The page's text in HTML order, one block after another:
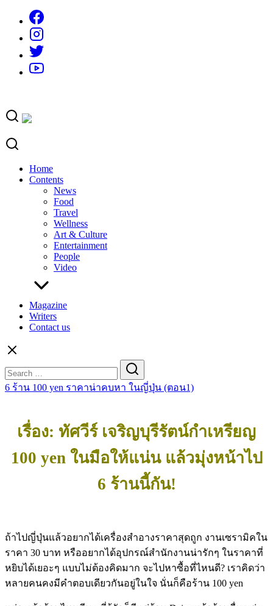
content
Home
Contents
News
Food
Travel
Wellness
Art & Culture
Entertainment
People
Video
Magazine
Writers
Contact us
for:
6 ร้าน 100 yen ราคาน่าคบหา ในญี่ปุ่น (ตอน1)
เรื่อง: ทัศวีร์ เจริญบุรีรัตน์กำเหรียญ
100 yen ในมือให้แน่น แล้วมุ่งหน้าไป
6 ร้านนี้กัน!
ถ้าไปญี่ปุ่นแล้วอยากได้เครื่องสำอางราคาสุดถูก งานเซรามิคใน
ราคา 30 บาท หรืออยากได้อุปกรณ์สำนักงานน่ารักๆ ในราคาที่
หยิบได้เยอะๆ แบบไม่ต้องคิดมาก จะไปหาซื้อที่ไหนดี? เราคิดว่า
หลายคนคงมีคำตอบเดียวกันอยู่ในใจ นั่นก็คือร้าน 100 yen